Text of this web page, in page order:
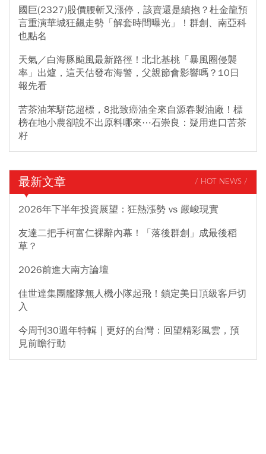
國巨(2327)股價腰斬又漲停，該賣還是續抱？杜金龍預
言重演華城狂飆走勢「解套時間曝光」！群創、南亞科
也點名
天氣／白海豚颱風最新路徑！北北基桃「暴風圈侵襲
率」出爐，這天估發布海警，父親節會影響嗎？10日
報先看
苦茶油苯駢芘超標，8批致癌油全來自源春製油廠！標
榜在地小農卻說不出原料哪來⋯石崇良：疑用進口苦茶
籽
最新文章 / HOT NEWS /
2026年下半年投資展望：狂熱漲勢 vs 嚴峻現實
友達二把手柯富仁裸辭內幕！「落後群創」成最後稻
草？
2026前進大南方論壇
佳世達集團艦隊無人機小隊起飛！鎖定美日頂級客戶切
入
今周刊30週年特輯｜更好的台灣：回望精彩風雲，預
見前瞻行動